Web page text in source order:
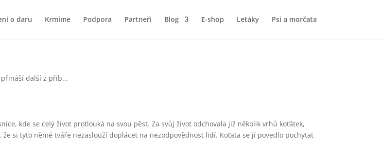
o daru Krmíme Podpora Partneři Blog E-shop Letáky Psi a morčata
kde se celý život protlouká na svou pěst. Za svůj život odchovala již několik vrhů koťátek,
si tyto němé tváře nezaslouží doplácet na nezodpovědnost lidí. Koťata se jí povedlo pochytat